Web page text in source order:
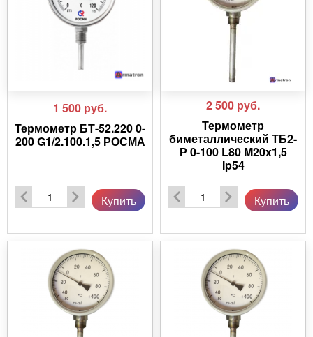
1 500 руб.
Термометр БТ-52.220 0-
200 G1/2.100.1,5 РОСМА
Купить
2 500 руб.
Термометр
биметаллический ТБ2-
Р 0-100 L80 M20x1,5
Ip54
Купить